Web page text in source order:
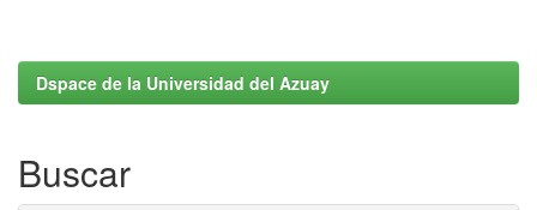
Dspace de la Universidad del Azuay
Buscar